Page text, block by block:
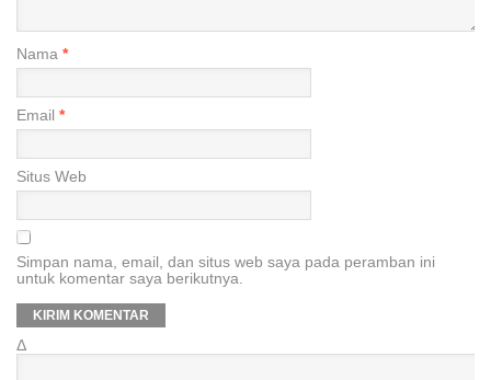
Nama *
Email *
Situs Web
Simpan nama, email, dan situs web saya pada peramban ini
untuk komentar saya berikutnya.
Δ